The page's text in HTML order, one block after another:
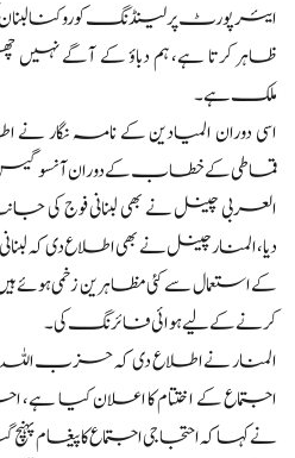
ایئرپورٹ پر لینڈنگ کو روکنا لبنان
ظاہر کرتا ہے، ہم دباؤ کے آگے
ملک ہے۔
اسی دوران المیادین کے نامہ نگار نے
قماطی کے خطاب کے دوران آنسو گیس
العربی چینل نے بھی لبنانی فوج کی
دیا،المنار چینل نے بھی اطلاع دی کہ
کے استعمال سے کئی مظاہرین زخمی ہوئے
کرنے کے لیے ہوائی فائرنگ کی۔
المنار نے اطلاع دی کہ حزب اللہ
اجتماع کے اختتام کا اعلان کیا
نے کہا کہ احتجاجی اجتماع کا پیغام